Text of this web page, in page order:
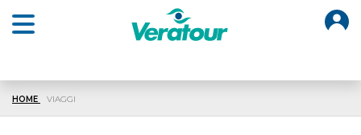
HOME VIAGGI